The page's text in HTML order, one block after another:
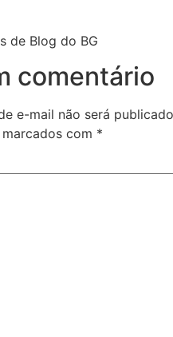
de Blog do BG
comentário
e-mail não será
com *